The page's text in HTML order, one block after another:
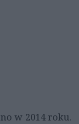
w 2014 roku.